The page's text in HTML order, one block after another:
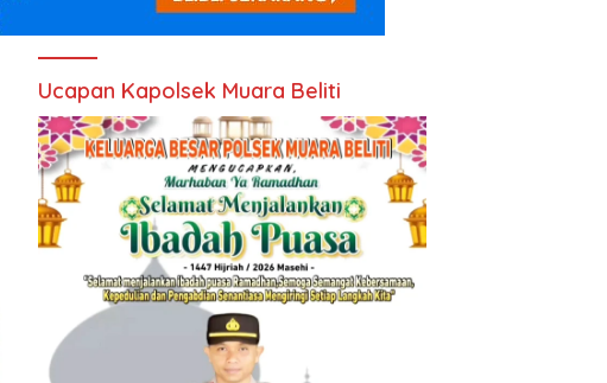
Ucapan Kapolsek Muara Beliti